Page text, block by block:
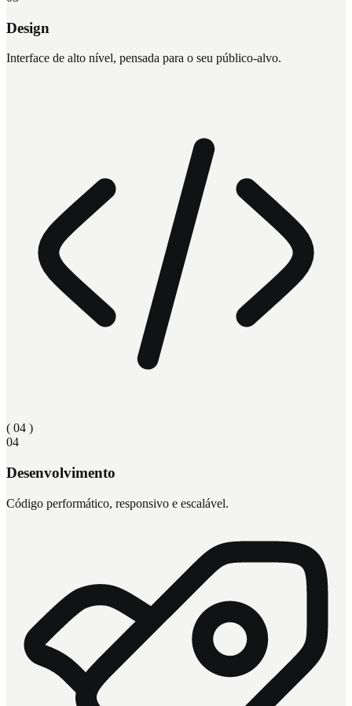
Design
Interface de alto nível, pensada para o seu público-alvo.
( 04 )
04
Desenvolvimento
Código performático, responsivo e escalável.